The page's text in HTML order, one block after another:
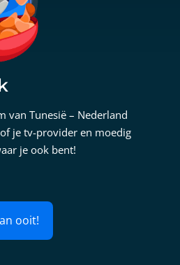
van Tunesië – Nederland
je tv-provider en moedig
je ook bent!
ooit!